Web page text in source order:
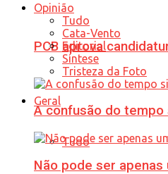
PCB aprova
Geral
Tudo
Opinião
Tudo
Cata-Vento
Editorial
Síntese
Tristeza da Foto
A confusão do tempo
Não pode ser